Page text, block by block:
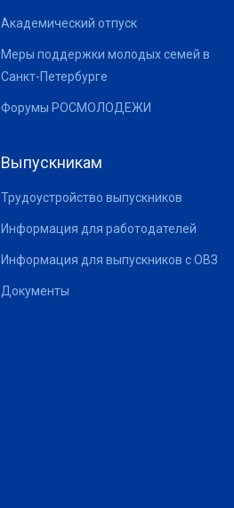
Академический отпуск
Меры поддержки молодых семей в
Санкт-Петербурге
Форумы РОСМОЛОДЕЖИ
Выпускникам
Трудоустройство выпускников
Информация для работодателей
Информация для выпускников с ОВЗ
Документы